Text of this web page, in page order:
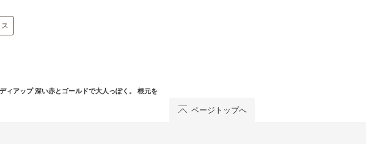
ィアップ 深い赤とゴールドで大人っぽく。 根元を
ページトップへ